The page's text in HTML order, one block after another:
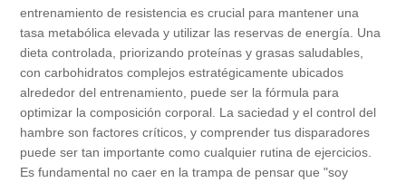
entrenamiento de resistencia es crucial para mantener una
tasa metabólica elevada y utilizar las reservas de energía. Una
dieta controlada, priorizando proteínas y grasas saludables,
con carbohidratos complejos estratégicamente ubicados
alrededor del entrenamiento, puede ser la fórmula para
optimizar la composición corporal. La saciedad y el control del
hambre son factores críticos, y comprender tus disparadores
puede ser tan importante como cualquier rutina de ejercicios.
Es fundamental no caer en la trampa de pensar que "soy